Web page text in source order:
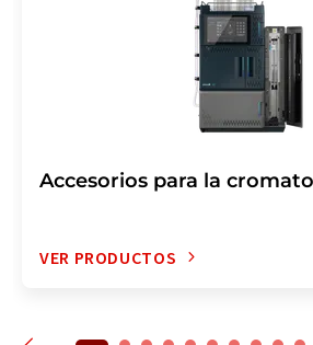
Accesorios para la
VER PRODUCTOS